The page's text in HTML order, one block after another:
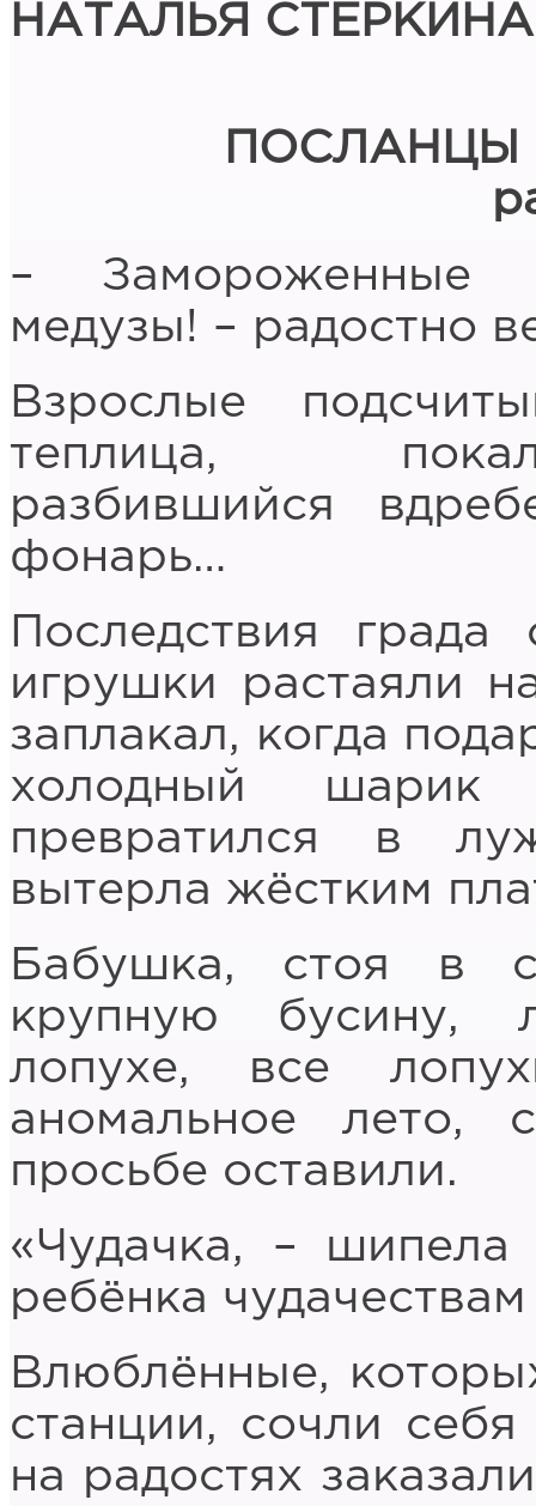
НАТАЛЬЯ СТЕРКИНА
– Замороженные
медузы! – радостно
Взрослые
теплица,
разбившийся
фонарь…
Последствия града
игрушки растаяли
заплакал, когда
холодный шарик
превратился в
вытерла жёстким
Бабушка, стоя в
крупную бусину,
лопухе, все
аномальное
просьбе оставили.
«Чудачка, – шипела
ребёнка чудачествам
Влюблённые,
станции, сочли
на радостях